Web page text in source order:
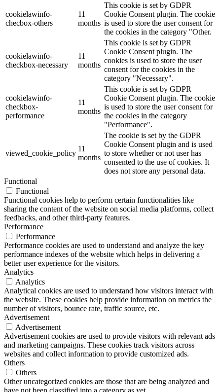
cookielawinfo-
checbox-others
11
months
This cookie is set by GDPR
Cookie Consent plugin. The cookie
is used to store the user consent for
the cookies in the category "Other.
cookielawinfo-
checkbox-necessary
11
months
This cookie is set by GDPR
Cookie Consent plugin. The
cookies is used to store the user
consent for the cookies in the
category "Necessary".
cookielawinfo-
checkbox-
performance
11
months
This cookie is set by GDPR
Cookie Consent plugin. The cookie
is used to store the user consent for
the cookies in the category
"Performance".
viewed_cookie_policy
11
months
The cookie is set by the GDPR
Cookie Consent plugin and is used
to store whether or not user has
consented to the use of cookies. It
does not store any personal data.
Functional
Functional
Functional cookies help to perform certain functionalities like
sharing the content of the website on social media platforms, collect
feedbacks, and other third-party features.
Performance
Performance
Performance cookies are used to understand and analyze the key
performance indexes of the website which helps in delivering a
better user experience for the visitors.
Analytics
Analytics
Analytical cookies are used to understand how visitors interact with
the website. These cookies help provide information on metrics the
number of visitors, bounce rate, traffic source, etc.
Advertisement
Advertisement
Advertisement cookies are used to provide visitors with relevant ads
and marketing campaigns. These cookies track visitors across
websites and collect information to provide customized ads.
Others
Others
Other uncategorized cookies are those that are being analyzed and
have not been classified into a category as yet.